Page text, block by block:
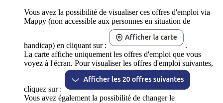
Vous avez la possibilité de visualiser ces offres d'emploi via
Mappy (non accessible aux personnes en situation de
handicap) en cliquant sur :
.
La carte affiche uniquement les offres d'emploi que vous
voyez à l'écran. Pour visualiser les offres d'emploi suivantes,
cliquez sur :
Vous avez également la possibilité de changer le